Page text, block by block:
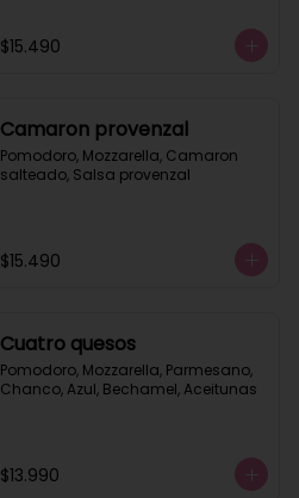
$15.490
Camaron provenzal
Pomodoro, Mozzarella, Camaron
salteado, Salsa provenzal
$15.490
Cuatro quesos
Pomodoro, Mozzarella, Parmesano,
Chanco, Azul, Bechamel, Aceitunas
$13.990